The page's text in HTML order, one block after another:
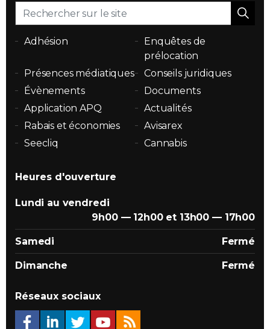
Adhésion
Enquêtes de
prélocation
Présences médiatiques
Conseils juridiques
Évènements
Documents
Application APQ
Actualités
Rabais et économies
Avisarex
Seecliq
Cannabis
Heures d'ouverture
Lundi au vendredi
9h00 — 12h00 et 13h00 — 17h00
Samedi Fermé
Dimanche Fermé
Réseaux sociaux